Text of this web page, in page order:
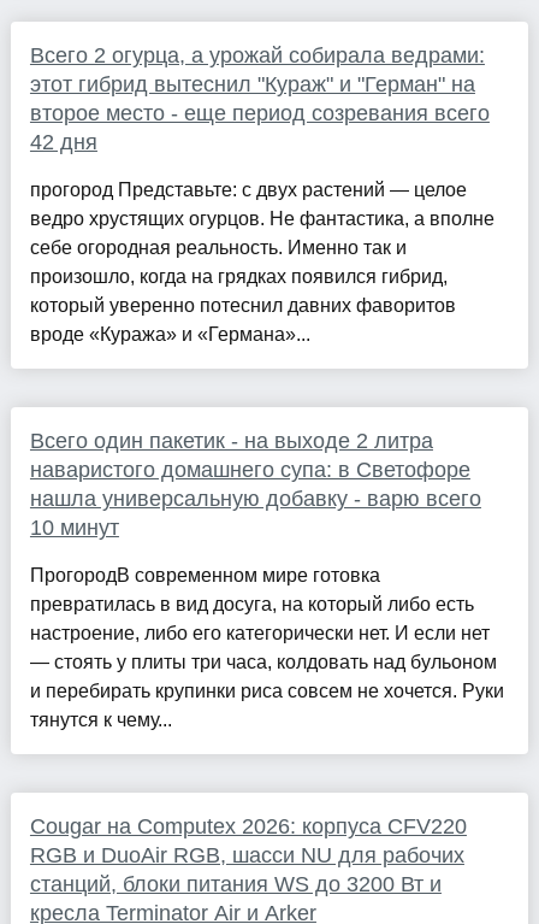
Всего 2 огурца, а урожай собирала ведрами:
этот гибрид вытеснил "Кураж" и "Герман" на
второе место - еще период созревания всего
42 дня
прогород Представьте: с двух растений — целое
ведро хрустящих огурцов. Не фантастика, а вполне
себе огородная реальность. Именно так и
произошло, когда на грядках появился гибрид,
который уверенно потеснил давних фаворитов
вроде «Куража» и «Германа»...
Всего один пакетик - на выходе 2 литра
наваристого домашнего супа: в Светофоре
нашла универсальную добавку - варю всего
10 минут
ПрогородВ современном мире готовка
превратилась в вид досуга, на который либо есть
настроение, либо его категорически нет. И если нет
— стоять у плиты три часа, колдовать над бульоном
и перебирать крупинки риса совсем не хочется. Руки
тянутся к чему...
Cougar на Computex 2026: корпуса CFV220
RGB и DuoAir RGB, шасси NU для рабочих
станций, блоки питания WS до 3200 Вт и
кресла Terminator Air и Arker